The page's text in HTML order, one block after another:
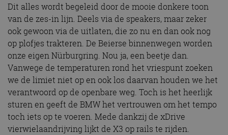
Dit alles wordt begeleid door de mooie donkere toon
van de zes-in lijn. Deels via de speakers, maar zeker
ook gewoon via de uitlaten, die zo nu en dan ook nog
op plofjes trakteren. De Beierse binnenwegen worden
onze eigen Nürburgring. Nou ja, een beetje dan.
Vanwege de temperaturen rond het vriespunt zoeken
we de limiet niet op en ook los daarvan houden we het
verantwoord op de openbare weg. Toch is het heerlijk
sturen en geeft de BMW het vertrouwen om het tempo
toch iets op te voeren. Mede dankzij de xDrive
vierwielaandrijving lijkt de X3 op rails te rijden.